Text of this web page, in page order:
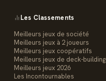
Les Classements
Meilleurs jeux de société
Meilleurs jeux à 2 joueurs
Meilleurs jeux coopératifs
Meilleurs jeux de deck-building
Meilleurs jeux 2026
Les Incontournables